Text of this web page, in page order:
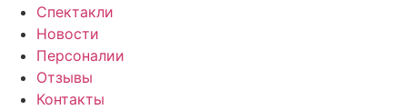
Спектакли
Новости
Персоналии
Отзывы
Контакты